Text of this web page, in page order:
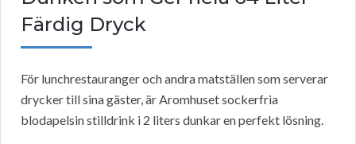
Färdig Dryck
För lunchrestauranger och andra matställen som serverar
drycker till sina gäster, är Aromhuset sockerfria
blodapelsin stilldrink i 2 liters dunkar en perfekt lösning.